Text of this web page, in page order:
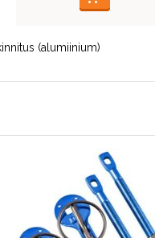
VALI
(alumiinium)